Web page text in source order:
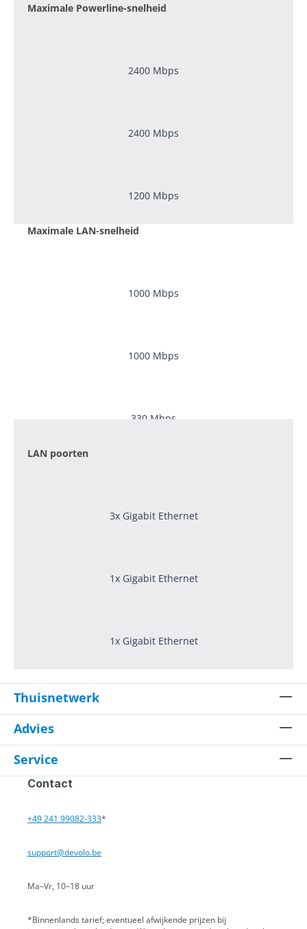
Maximale Powerline-snelheid
2400 Mbps
2400 Mbps
1200 Mbps
Maximale LAN-snelheid
1000 Mbps
1000 Mbps
330 Mbps
LAN poorten
3x Gigabit Ethernet
1x Gigabit Ethernet
1x Gigabit Ethernet
Thuisnetwerk
Advies
Service
Contact
+49 241 99082-333*
support@devolo.be
Ma–Vr, 10–18 uur
*Binnenlands tarief; eventueel afwijkende prijzen bij